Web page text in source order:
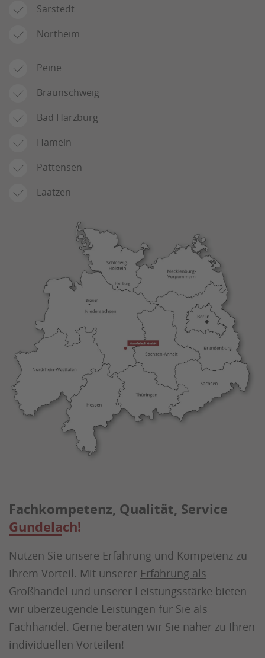
Sarstedt
Northeim
Peine
Braunschweig
Bad Harzburg
Hameln
Pattensen
Laatzen
Fachkompetenz, Qualität, Service
Gundelach!
Nutzen Sie unsere Erfahrung und Kompetenz zu
Ihrem Vorteil. Mit unserer Erfahrung als
Großhandel und unserer Leistungsstärke bieten
wir überzeugende Leistungen für Sie als
Fachhandel. Gerne beraten wir Sie näher zu Ihren
individuellen Vorteilen!